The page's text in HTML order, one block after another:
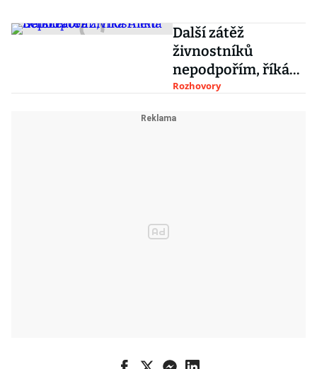
Další zátěž
živnostníků
nepodpořím, říká
Alena Schillerová
Rozhovory